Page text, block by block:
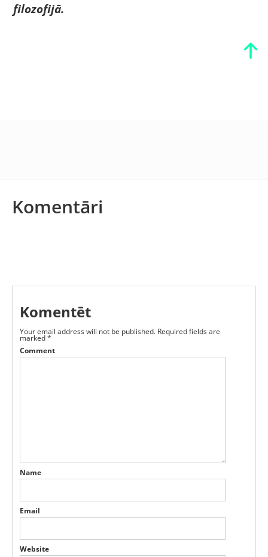
filozofijā.
Komentāri
Komentēt
Your email address will not be published. Required fields are
marked*
Comment
Name
Email
Website